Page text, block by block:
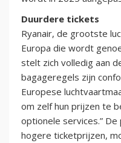
Duurdere tickets
Ryanair, de grootste
Europa die wordt
stelt zich volledig aan
bagageregels zijn
Europese
om zelf hun prijzen te
optionele services.”
hogere ticketprijzen,